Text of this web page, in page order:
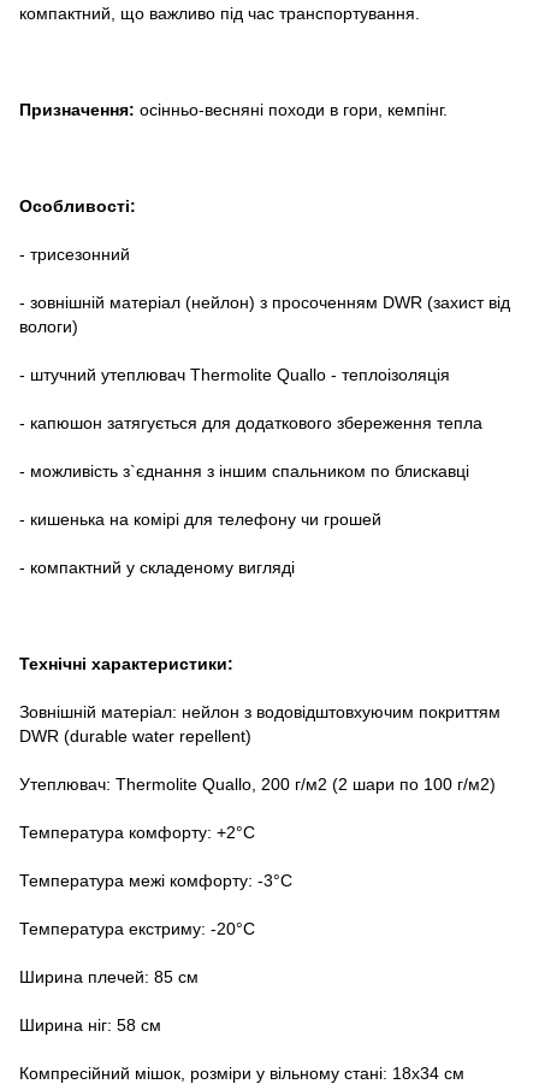
компактний, що важливо під час транспортування.
Призначення: осінньо-весняні походи в гори, кемпінг.
Особливості:
- трисезонний
- зовнішній матеріал (нейлон) з просоченням DWR (захист від
вологи)
- штучний утеплювач Thermolite Quallo - теплоізоляція
- капюшон затягується для додаткового збереження тепла
- можливість з`єднання з іншим спальником по блискавці
- кишенька на комірі для телефону чи грошей
- компактний у складеному вигляді
Технічні характеристики:
Зовнішній матеріал: нейлон з водовідштовхуючим покриттям
DWR (durable water repellent)
Утеплювач: Thermolite Quallo, 200 г/м2 (2 шари по 100 г/м2)
Температура комфорту: +2°С
Температура межі комфорту: -3°С
Температура екстриму: -20°С
Ширина плечей: 85 см
Ширина ніг: 58 см
Компресійний мішок, розміри у вільному стані: 18x34 см